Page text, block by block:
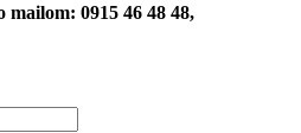
mailom: 0915 46 48 48,